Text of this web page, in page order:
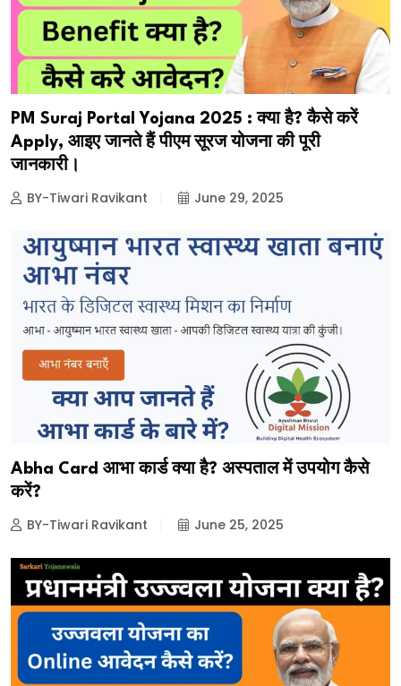
PM Suraj Portal Yojana 2025 : क्या है? कैसे करें
Apply, आइए जानते हैं पीएम सूरज योजना की पूरी
जानकारी।
BY-Tiwari Ravikant June 29, 2025
Abha Card आभा कार्ड क्या है? अस्पताल में उपयोग कैसे
करें?
BY-Tiwari Ravikant June 25, 2025